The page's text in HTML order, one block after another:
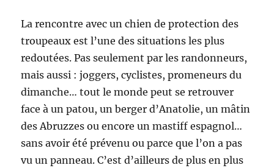
La rencontre avec un chien de protection des
troupeaux est l’une des situations les plus
redoutées. Pas seulement par les randonneurs,
mais aussi : joggers, cyclistes, promeneurs du
dimanche… tout le monde peut se retrouver
face à un patou, un berger d’Anatolie, un mâtin
des Abruzzes ou encore un mastiff espagnol…
sans avoir été prévenu ou parce que l’on a pas
vu un panneau. C’est d’ailleurs de plus en plus